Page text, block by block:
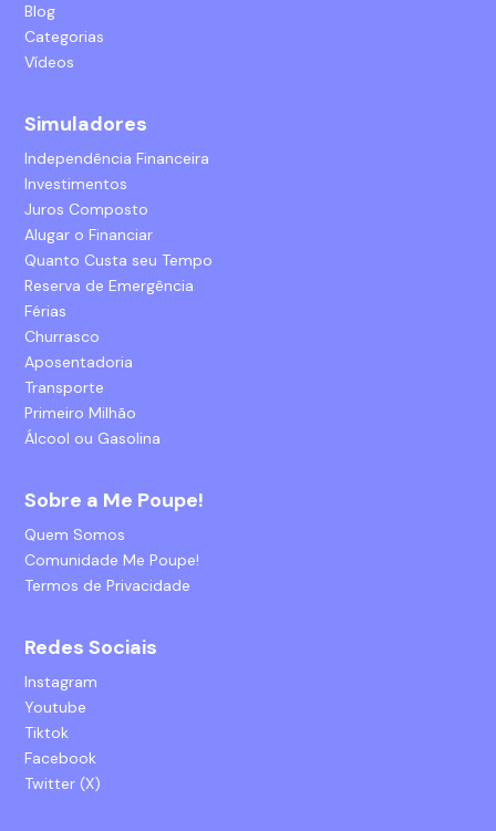
Blog
Categorias
Vídeos
Simuladores
Independência Financeira
Investimentos
Juros Composto
Alugar o Financiar
Quanto Custa seu Tempo
Reserva de Emergência
Férias
Churrasco
Aposentadoria
Transporte
Primeiro Milhão
Álcool ou Gasolina
Sobre a Me Poupe!
Quem Somos
Comunidade Me Poupe!
Termos de Privacidade
Redes Sociais
Instagram
Youtube
Tiktok
Facebook
Twitter (X)